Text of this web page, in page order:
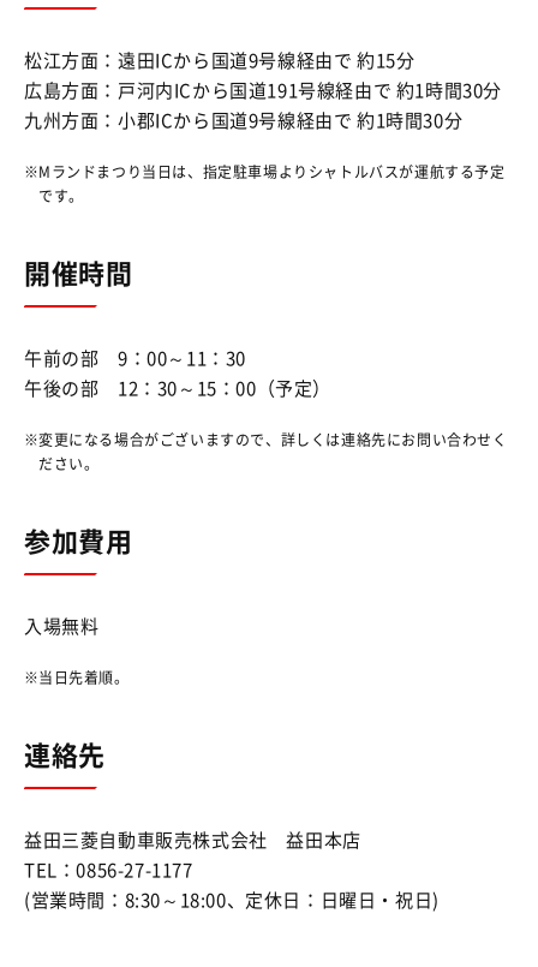
松江方面：遠田ICから国道9号線経由で 約15分
広島方面：戸河内ICから国道191号線経由で 約1時間30分
九州方面：小郡ICから国道9号線経由で 約1時間30分
Mランドまつり当日は、指定駐車場よりシャトルバスが運航する予定
です。
開催時間
午前の部 9：00～11：30
午後の部 12：30～15：00（予定）
変更になる場合がございますので、詳しくは連絡先にお問い合わせく
ださい。
参加費用
入場無料
当日先着順。
連絡先
益田三菱自動車販売株式会社 益田本店
TEL：0856-27-1177
(営業時間：8:30～18:00、定休日：日曜日・祝日)